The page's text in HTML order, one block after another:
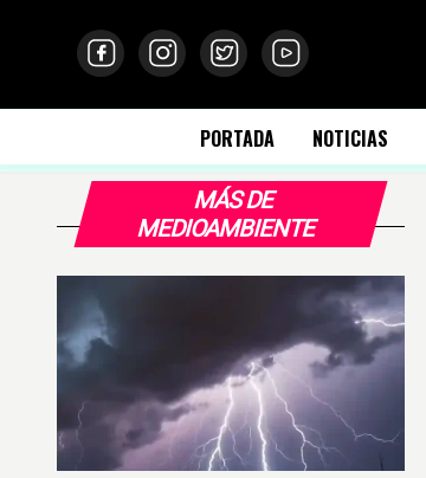
PORTADA NOTICIAS
MÁS DE
MEDIOAMBIENTE